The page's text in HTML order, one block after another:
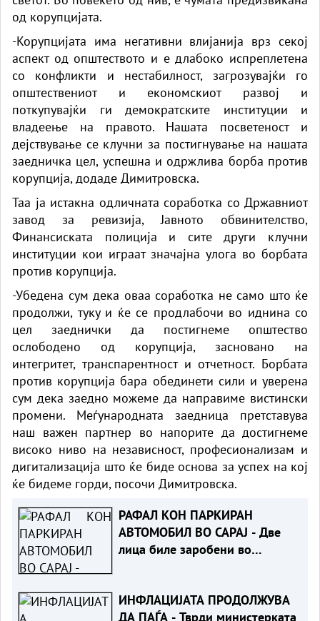
од корупцијата.
-Корупцијата има негативни влијанија врз секој
аспект од општеството и е длабоко испреплетена
со конфликти и нестабилност, загрозувајќи го
општествениот и економскиот развој и
поткупувајќи ги демократските институции и
владеење на правото. Нашата посветеност и
дејствување се клучни за постигнување на нашата
заедничка цел, успешна и одржлива борба против
корупција, додаде Димитровска.
Таа ја истакна одличната соработка со Државниот
завод за ревизија, Јавното обвинителство,
Финансиската полиција и сите други клучни
институции кои играат значајна улога во борбата
против корупција.
-Убедена сум дека оваа соработка не само што ќе
продолжи, туку и ќе се продлабочи во иднина со
цел заеднички да постигнеме општество
ослободено од корупција, засновано на
интегритет, транспарентност и отчетност. Борбата
против корупција бара обединети сили и уверена
сум дека заедно можеме да направиме вистински
промени. Меѓународната заедница претставува
наш важен партнер во напорите да достигнеме
високо ниво на независност, професионализам и
дигитализација што ќе биде основа за успех на кој
ќе бидеме горди, посочи Димитровска.
РАФАЛ КОН ПАРКИРАН
АВТОМОБИЛ ВО САРАЈ - Две
лица биле заробени во
ИНФЛАЦИЈАТА ПРОДОЛЖУВА
ДА ПАЃА - Тврди министерката